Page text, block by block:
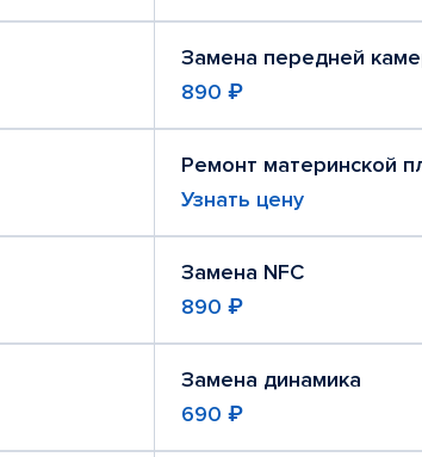
Замена передней
890 ₽
Ремонт материнской
Узнать цену
Замена NFC
890 ₽
Замена динамика
690 ₽